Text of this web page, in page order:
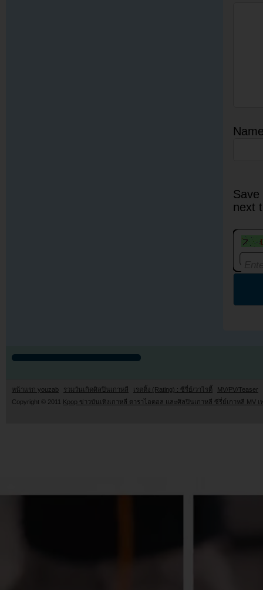
next
หน้าแรก youzab รวมวันเกิดศิลปินเกาหลี เรตติ้ง (Rating) : ซีรี่ย์/วาไรตี้
MV/PV/Teaser
Copyright © 2011 Kpop ข่าวบันเทิงเกาหลี ดาราไอดอล และศิลปินเกาหลี ซีรี่ย์เกาหลี MV